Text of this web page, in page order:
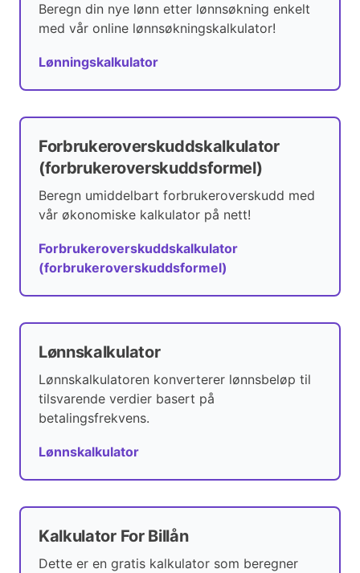
Beregn din nye lønn etter lønnsøkning enkelt
med vår online lønnsøkningskalkulator!
Lønningskalkulator
Forbrukeroverskuddskalkulator
(forbrukeroverskuddsformel)
Beregn umiddelbart forbrukeroverskudd med
vår økonomiske kalkulator på nett!
Forbrukeroverskuddskalkulator
(forbrukeroverskuddsformel)
Lønnskalkulator
Lønnskalkulatoren konverterer lønnsbeløp til
tilsvarende verdier basert på
betalingsfrekvens.
Lønnskalkulator
Kalkulator For Billån
Dette er en gratis kalkulator som beregner